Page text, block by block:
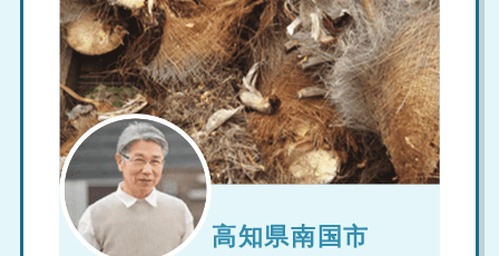
高知県南国市